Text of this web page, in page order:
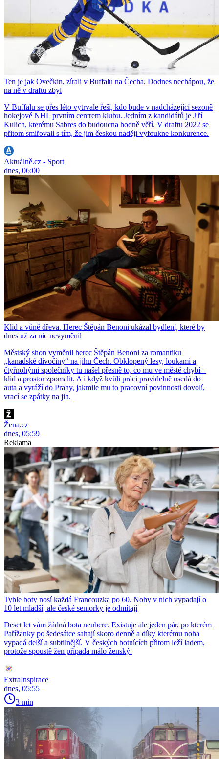
Ten je jak Ovečkin, zírali v Buffalu na Čecha. Dodnes nechápou, že
na ně v draftu zbyl
V Buffalu se přes léto vytrvale řeší, kdo bude v nadcházející sezoně
hokejové NHL prvním centrem klubu. Jedním z kandidátů je Jiří
Kulich, kterému Sabres do budoucna hodně věří. V draftu 2022 se
přitom smiřovali s tím, že jim českou naději vyfoukne konkurence.
Aktuálně.cz - Sport
dnes, 06:00
Klid a vůně dřeva. Herec Štěpán Benoni ukázal bydlení, které by
dnes už za nic nevyměnil
Městský shon vyměnil herec Štěpán Benoni za romantiku
„kanadské divočiny“ na jihu Čech. Obklopený lesy, loukami a
čtyřnohými společníky tu našel přesně to, co mu ve městě chybí –
klid a prostor zpomalit. A i když kvůli práci pravidelně usedá do
auta a vyráží do Prahy, jakmile mu to pracovní povinnosti dovolí,
vrací se zpátky na jih.
Žena.cz
dnes, 05:59
Reklama
Tyhle boty nosí každá Francouzka po 60. Nohy v nich vypadají o
10 let mladší, ale české seniorky je odmítají
Deset let vám žádná bota neubere. Existuje ale jeden pár, po kterém
Pařížanky po šedesátce sahají skoro denně a díky kterému noha
vypadá delší a subtilnější. V českých botnících přitom leží ladem,
protože spoustě žen připadá málo ženský.
ExtraInspirace
dnes, 05:55
3 min